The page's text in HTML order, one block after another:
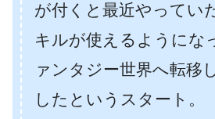
が付くと最近やってい
キルが使えるようにな
ァンタジー世界へ転移
したというスタート。